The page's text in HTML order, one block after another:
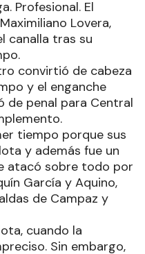
Profesional. El
Lovera,
canalla tras su
convirtió de cabeza
y el enganche
de penal para Central
tiempo porque sus
y además fue un
atacó sobre todo por
García y Aquino,
de Campaz y
cuando la
Sin embargo,